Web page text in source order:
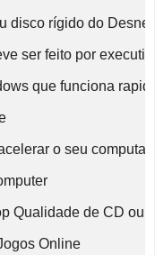
disco rígido do
ser feito por
que funciona
o seu
Qualidade de CD
Online